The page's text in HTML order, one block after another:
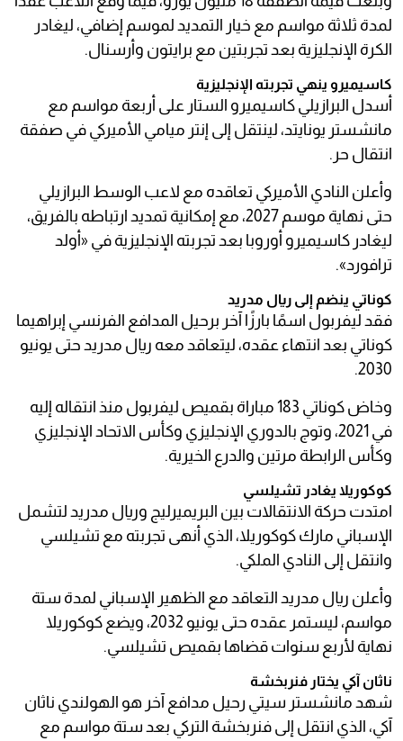
لمدة ثلاثة مواسم مع خيار التمديد لموسم إضافي، ليغادر
الكرة الإنجليزية بعد تجربتين مع برايتون وأرسنال.
كاسيميرو ينهي تجربته الإنجليزية
أسدل البرازيلي كاسيميرو الستار على أربعة مواسم مع
مانشستر يونايتد، لينتقل إلى إنتر ميامي الأميركي في صفقة
انتقال حر.
وأعلن النادي الأميركي تعاقده مع لاعب الوسط البرازيلي
حتى نهاية موسم 2027، مع إمكانية تمديد ارتباطه بالفريق،
ليغادر كاسيميرو أوروبا بعد تجربته الإنجليزية في «أولد
ترافورد».
كوناتي ينضم إلى ريال مدريد
فقد ليفربول اسمًا بارزًا آخر برحيل المدافع الفرنسي إبراهيما
كوناتي بعد انتهاء عقده، ليتعاقد معه ريال مدريد حتى يونيو
2030.
وخاض كوناتي 183 مباراة بقميص ليفربول منذ انتقاله إليه
في 2021، وتوج بالدوري الإنجليزي وكأس الاتحاد الإنجليزي
وكأس الرابطة مرتين والدرع الخيرية.
كوكوريلا يغادر تشيلسي
امتدت حركة الانتقالات بين البريميرليج وريال مدريد لتشمل
الإسباني مارك كوكوريلا، الذي أنهى تجربته مع تشيلسي
وانتقل إلى النادي الملكي.
وأعلن ريال مدريد التعاقد مع الظهير الإسباني لمدة ستة
مواسم، ليستمر عقده حتى يونيو 2032، ويضع كوكوريلا
نهاية لأربع سنوات قضاها بقميص تشيلسي.
ناثان آكي يختار فنربخشة
شهد مانشستر سيتي رحيل مدافع آخر هو الهولندي ناثان
آكي، الذي انتقل إلى فنربخشة التركي بعد ستة مواسم مع